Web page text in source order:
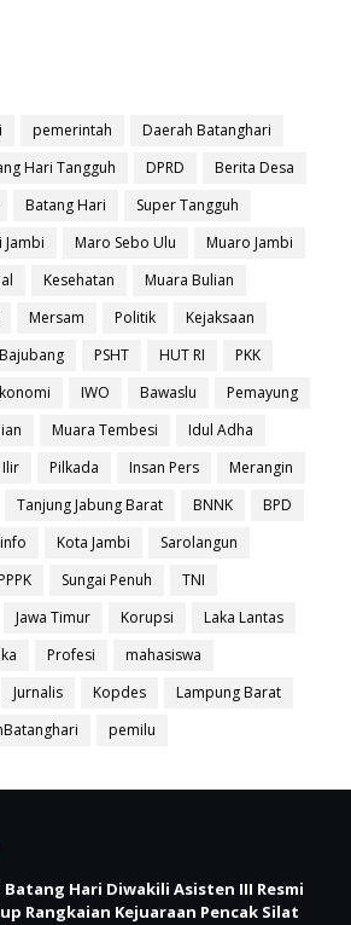
pemerintah
Daerah Batanghari
Hari Tangguh DPRD
Berita Desa
Batang Hari
Super Tangguh
Jambi Maro Sebo Ulu
Muaro Jambi
Kesehatan
Muara Bulian
Mersam Politik
Kejaksaan
Bajubang PSHT HUT RI
PKK
IWO Bawaslu
Pemayung
Muara Tembesi
Idul Adha
Ilir Pilkada Insan Pers
Merangin
Tanjung Jabung Barat BNNK
BPD
Kota Jambi
Sarolangun
PPPK Sungai Penuh
TNI
Jawa Timur Korupsi
Laka Lantas
Profesi
mahasiswa
Jurnalis Kopdes
Lampung Barat
pemilu
Hari Diwakili Asisten III Resmi
Rangkaian Kejuaraan Pencak Silat